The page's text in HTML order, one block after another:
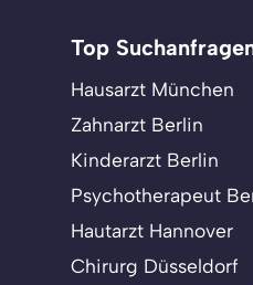
Top
Hausarzt München
Zahnarzt Berlin
Kinderarzt Berlin
Psychotherapeut
Hautarzt Hannover
Chirurg Düsseldorf